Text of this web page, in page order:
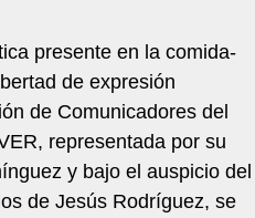
presente en la comida-
de expresión
de Comunicadores del
representada por su
y bajo el auspicio del
de Jesús Rodríguez, se